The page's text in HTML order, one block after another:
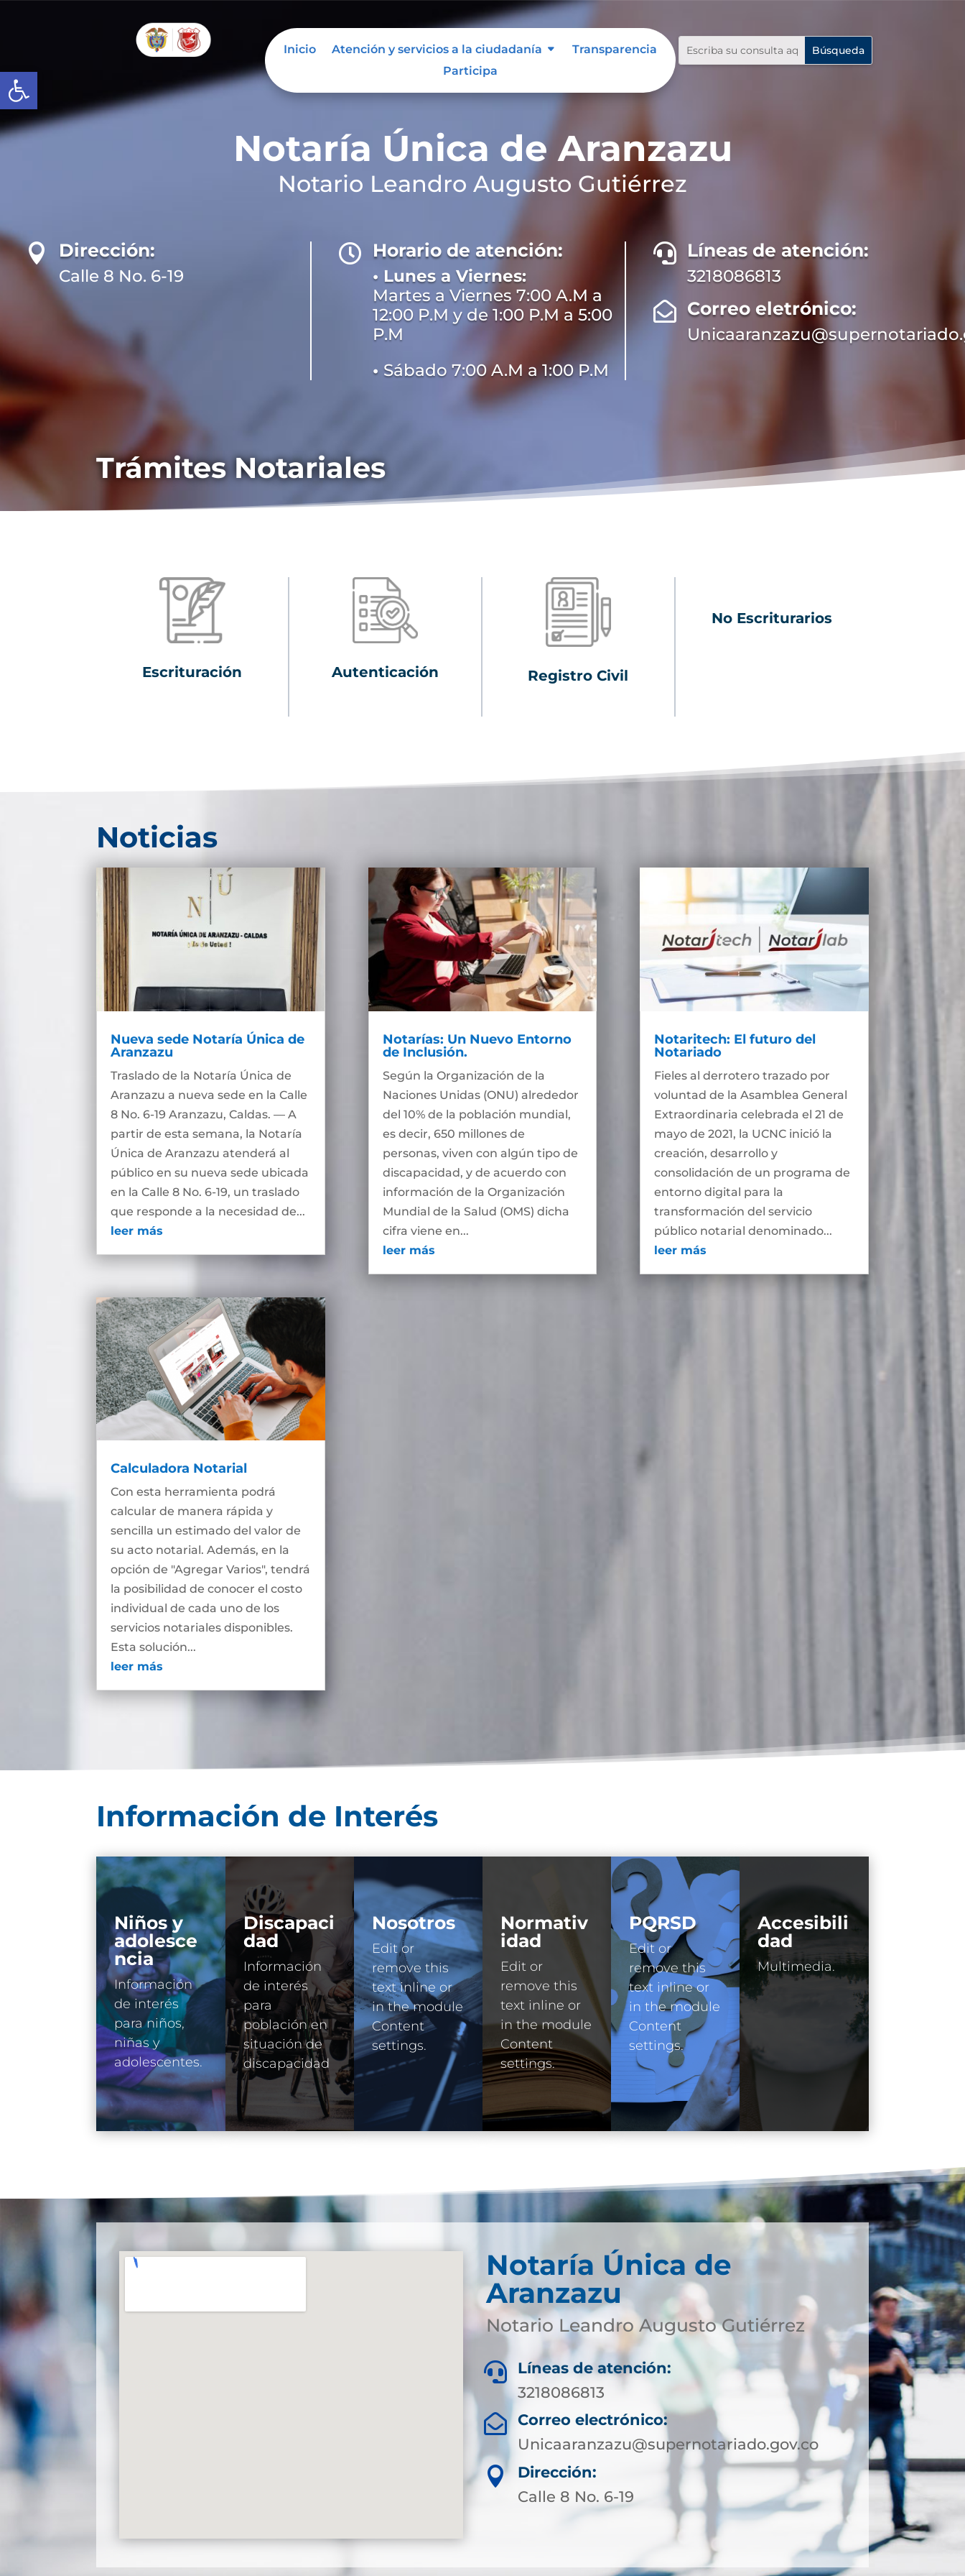
Abrir barra de herramientas
Inicio Atención y servicios a la ciudadanía
Transparencia
Participa
Notaría Única de Aranzazu
Notario Leandro Augusto Gutiérrez
 Dirección:
Calle 8 No. 6-19
 Horario de atención:
• Lunes a Viernes:
Martes a Viernes 7:00 A.M a
12:00 P.M y de 1:00 P.M a 5:00
P.M
• Sábado 7:00 A.M a 1:00 P.M
 Líneas de atención:
3218086813
 Correo eletrónico:
Trámites Notariales
Escrituración Autenticación Registro Civil
No Escriturarios
Noticias
Nueva sede Notaría Única de
Aranzazu
Traslado de la Notaría Única de
Aranzazu a nueva sede en la Calle
8 No. 6-19 Aranzazu, Caldas. — A
partir de esta semana, la Notaría
Única de Aranzazu atenderá al
público en su nueva sede ubicada
en la Calle 8 No. 6-19, un traslado
que responde a la necesidad de...
leer más
Calculadora Notarial
Con esta herramienta podrá
calcular de manera rápida y
sencilla un estimado del valor de
su acto notarial. Además, en la
opción de "Agregar Varios", tendrá
la posibilidad de conocer el costo
individual de cada uno de los
servicios notariales disponibles.
Esta solución...
leer más
Notarías: Un Nuevo Entorno
de Inclusión.
Según la Organización de la
Naciones Unidas (ONU) alrededor
del 10% de la población mundial,
es decir, 650 millones de
personas, viven con algún tipo de
discapacidad, y de acuerdo con
información de la Organización
Mundial de la Salud (OMS) dicha
cifra viene en...
leer más
Notaritech: El futuro del
Notariado
Fieles al derrotero trazado por
voluntad de la Asamblea General
Extraordinaria celebrada el 21 de
mayo de 2021, la UCNC inició la
creación, desarrollo y
consolidación de un programa de
entorno digital para la
transformación del servicio
público notarial denominado...
leer más
Información de Interés
Niños y
adolesce
ncia
Información
de interés
para niños,
niñas y
adolescentes.
Discapaci
dad
Información
de interés
para
población en
situación de
discapacidad
Nosotros
Edit or
remove this
text inline or
in the module
Content
settings.
Normativ
idad
Edit or
remove this
text inline or
in the module
Content
settings.
PQRSD
Edit or
remove this
text inline or
in the module
Content
settings.
Accesibili
dad
Multimedia.
Notaría Única de
Aranzazu
Notario Leandro Augusto Gutiérrez

Líneas de atención:
3218086813

Correo electrónico:
Unicaaranzazu@supernotariado.gov.co

Dirección:
Calle 8 No. 6-19